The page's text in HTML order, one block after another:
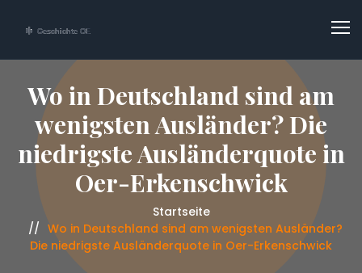
Wo in Deutschland sind am
wenigsten Ausländer? Die
niedrigste Ausländerquote in
Oer-Erkenschwick
Startseite
Wo in Deutschland sind am wenigsten Ausländer?
Die niedrigste Ausländerquote in Oer-Erkenschwick